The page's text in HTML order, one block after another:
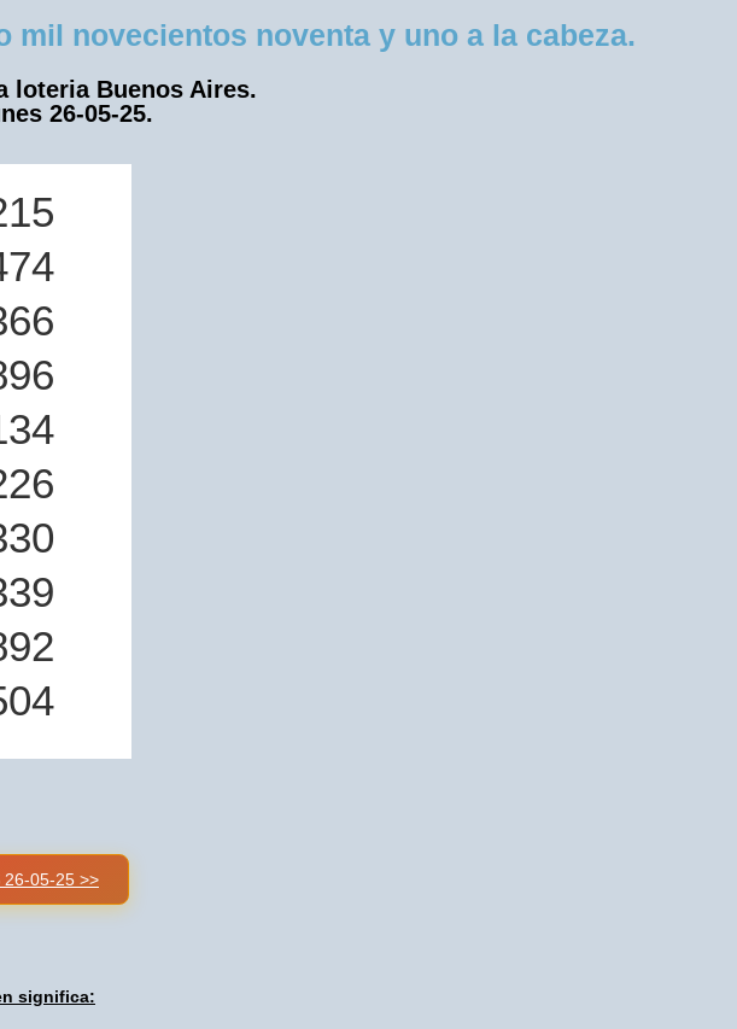
novecientos noventa y uno a la cabeza.
loteria Buenos Aires.
26-05-25.
26-05-25 >>
significa: